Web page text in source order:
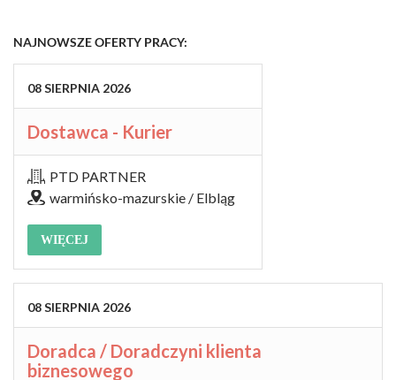
NAJNOWSZE OFERTY PRACY:
08SIERPNIA 2026
Dostawca - Kurier
PTD PARTNER
warmińsko-mazurskie / Elbląg
WIĘCEJ
08SIERPNIA 2026
Doradca / Doradczyni klienta
biznesowego